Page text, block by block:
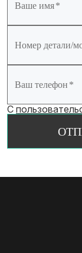
Ваше имя
Номер детали/
Ваш телефон
С